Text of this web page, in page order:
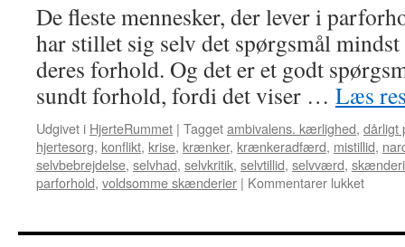
De fleste mennesker, der lever i
har stillet sig selv det spørgsmål
deres forhold. Og det er et godt
sundt forhold, fordi det viser … Læs
Udgivet i HjerteRummet | Taggetambivalens. kærlighed, dårligt
hjertesorg, konflikt, krise, krænker, krænkeradfærd, mistillid,
selvbebrejdelse, selvhad, selvkritik, selvtillid, selvværd,
parforhold, voldsomme skænderier | Kommentarer lukkettil
mig,